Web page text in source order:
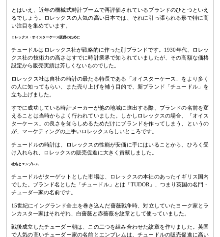
とはいえ、近年の機械式時計ブームで再評価されているブランドのひとつといえ
るでしょう。ロレックスの人気の高い日本では、それに引っ張られる形で特に高
い注目を集めています。
ロレックス・オイスターケース販促のために
チュードルはロレックス社が戦略的に作った別ブランドです。1930年代、ロレッ
クス社の技術力の高さはすでに時計業界で知られていましたが、その高額な価格
設定から販売実績は芳しくないものでした。
ロレックス社は自社の時計の最たる特長である「オイスターケース」をより多く
の人に知ってもらい、また売り上げを補う目的で、新ブランド「チュードル」を
立ち上げました。
すでに成功している時計メーカーが他の地域に進出する際、ブランドの名前を変
えることは当時からよく行われていました。しかしロレックスの場合、「オイス
ターケース」の良さを知らしめるためだけにブランドを作ってしまう、というの
が、マーケティングの上手いロレックスらしいところです。
チュードルの時計は、ロレックスの性能が安価に手にはいることから、ひろく受
け入れられ、ロレックスの販売促進に大きく貢献しました。
社名とエンブレム
チュードルがターゲットとした市場は、ロレックスの本社のあったイギリス国内
でした。ブランド名とした「チュードル」とは「TUDOR」、つまり英国の名門・
チューダー家の名前です。
15世紀にイングランド全土を巻き込んだ薔薇戦争時、対立していたヨーク家とラ
ンカスター家はそれぞれ、白薔薇と赤薔薇を紋章として使っていました。
戦後成立したチューダー朝は、この二つを組み合わせた紋章を作りました。英国
で人気の高いチューダー家の名前とエンブレムは、チュードルの販売促進に高い